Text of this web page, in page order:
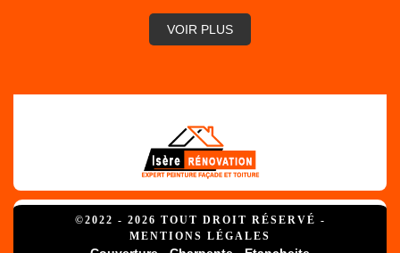
VOIR PLUS
©2022 - 2026 TOUT DROIT RÉSERVÉ -
MENTIONS LÉGALES